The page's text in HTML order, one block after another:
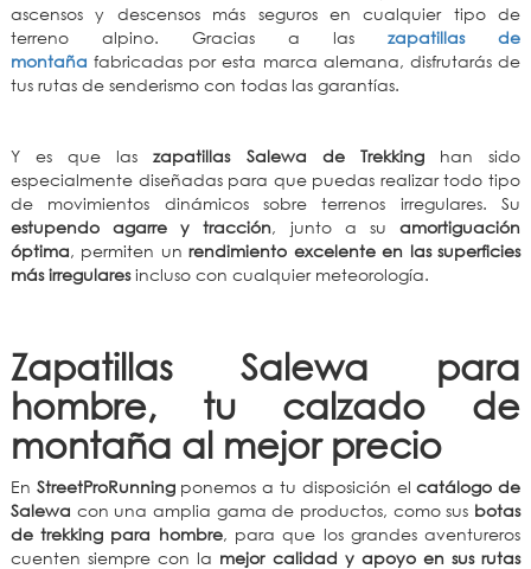
ascensos y descensos más seguros en cualquier tipo de
terreno alpino. Gracias a laszapatillas de
montaña fabricadas por esta marca alemana, disfrutarás de
tus rutas de senderismo con todas las garantías.
Y es que laszapatillas Salewa de Trekkinghan sido
especialmente diseñadas para que puedas realizar todo tipo
de movimientos dinámicos sobre terrenos irregulares. Su
estupendo agarre y tracción, junto a suamortiguación
óptima, permiten unrendimiento excelente en las superficies
más irregularesincluso con cualquier meteorología.
Zapatillas Salewa para
hombre, tu calzado de
montaña al mejor precio
En StreetProRunningponemos a tu disposición elcatálogo de
Salewa con una amplia gama de productos, como sus botas
de trekking para hombre, para que los grandes aventureros
cuenten siempre con la mejor calidad y apoyo en sus rutas